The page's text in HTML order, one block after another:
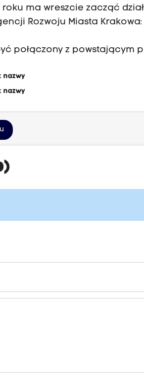
roku ma wreszcie zacząć
Rozwoju Miasta Krakowa:
połączony z powstającym
nazwy
nazwy